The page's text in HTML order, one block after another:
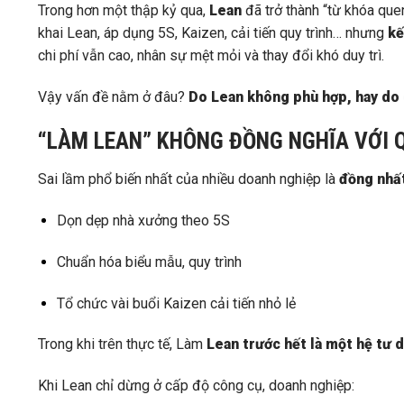
Trong hơn một thập kỷ qua, Lean đã trở thành “từ khóa
khai Lean, áp dụng 5S, Kaizen, cải tiến quy trình… nhưng
chi phí vẫn cao, nhân sự mệt mỏi và thay đổi khó duy trì.
Vậy vấn đề nằm ở đâu? Do Lean không phù hợp, hay
“LÀM LEAN” KHÔNG ĐỒNG NGHĨA VỚI
Sai lầm phổ biến nhất của nhiều doanh nghiệp là đồng
Dọn dẹp nhà xưởng theo 5S
Chuẩn hóa biểu mẫu, quy trình
Tổ chức vài buổi Kaizen cải tiến nhỏ lẻ
Trong khi trên thực tế, Làm Lean trước hết là một hệ tư
Khi Lean chỉ dừng ở cấp độ công cụ, doanh nghiệp: